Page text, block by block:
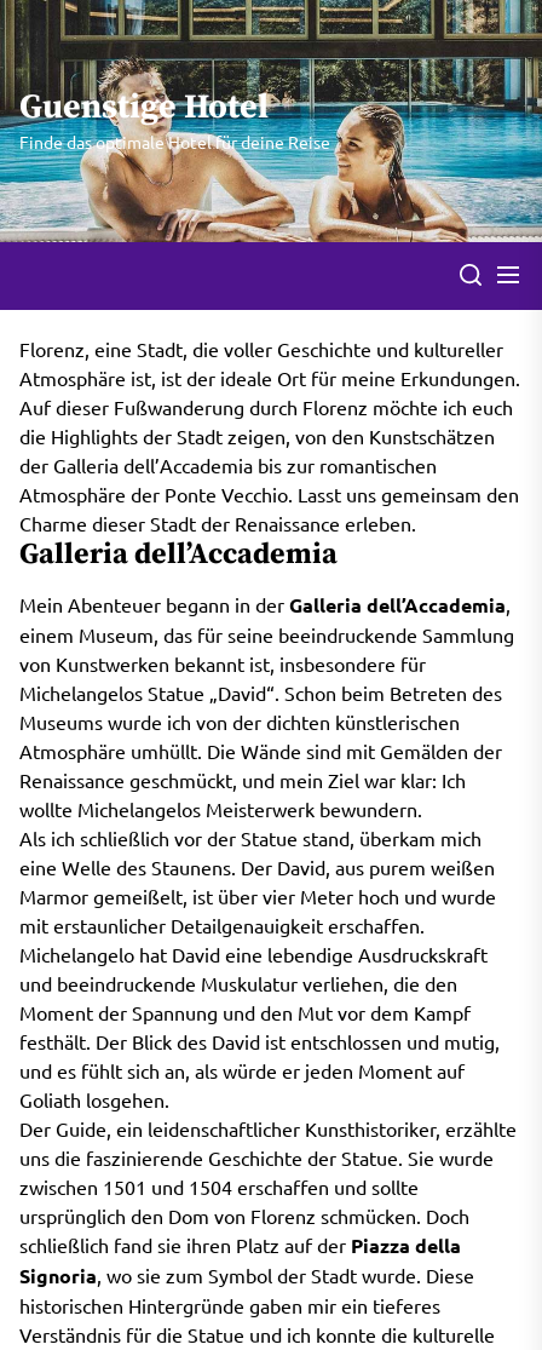
Skip
the
content
Guenstige Hotel
Finde das optimale Hotel für deine Reise
Florenz, eine Stadt, die voller Geschichte und kultureller
Atmosphäre ist, ist der ideale Ort für meine Erkundungen.
Auf dieser Fußwanderung durch Florenz möchte ich euch
die Highlights der Stadt zeigen, von den Kunstschätzen
der Galleria dell’Accademia bis zur romantischen
Atmosphäre der Ponte Vecchio. Lasst uns gemeinsam den
Charme dieser Stadt der Renaissance erleben.
Galleria dell’Accademia
Mein Abenteuer begann in der Galleria dell’Accademia,
einem Museum, das für seine beeindruckende Sammlung
von Kunstwerken bekannt ist, insbesondere für
Michelangelos Statue „David“. Schon beim Betreten des
Museums wurde ich von der dichten künstlerischen
Atmosphäre umhüllt. Die Wände sind mit Gemälden der
Renaissance geschmückt, und mein Ziel war klar: Ich
wollte Michelangelos Meisterwerk bewundern.
Als ich schließlich vor der Statue stand, überkam mich
eine Welle des Staunens. Der David, aus purem weißen
Marmor gemeißelt, ist über vier Meter hoch und wurde
mit erstaunlicher Detailgenauigkeit erschaffen.
Michelangelo hat David eine lebendige Ausdruckskraft
und beeindruckende Muskulatur verliehen, die den
Moment der Spannung und den Mut vor dem Kampf
festhält. Der Blick des David ist entschlossen und mutig,
und es fühlt sich an, als würde er jeden Moment auf
Goliath losgehen.
Der Guide, ein leidenschaftlicher Kunsthistoriker, erzählte
uns die faszinierende Geschichte der Statue. Sie wurde
zwischen 1501 und 1504 erschaffen und sollte
ursprünglich den Dom von Florenz schmücken. Doch
schließlich fand sie ihren Platz auf der Piazza della
Signoria, wo sie zum Symbol der Stadt wurde. Diese
historischen Hintergründe gaben mir ein tieferes
Verständnis für die Statue und ich konnte die kulturelle